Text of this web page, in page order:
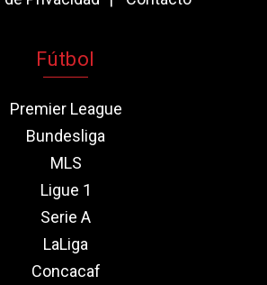
Fútbol
Premier League
Bundesliga
MLS
Ligue 1
Serie A
LaLiga
Concacaf